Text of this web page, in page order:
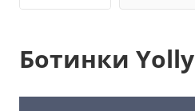
Ботинки Yolly